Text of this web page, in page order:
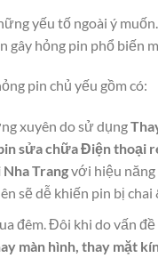
yếu tố ngoài ý
gây hỏng pin phổ biến
pin chủ yếu gồm có:
xuyên do sử dụng
sửa chữa Điện thoại
Trangvới hiệu năng
sẽ dễ khiến pin bị chai
đêm. Đôi khi do vấn
màn hình, thay mặt